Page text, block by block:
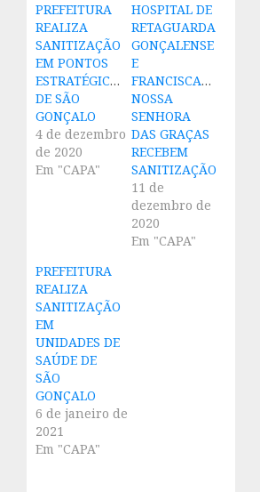
PREFEITURA
REALIZA
SANITIZAÇÃO
EM PONTOS
ESTRATÉGICOS
DE SÃO
GONÇALO
4 de dezembro
de 2020
Em "CAPA"
HOSPITAL DE
RETAGUARDA
GONÇALENSE
E
FRANCISCANO
NOSSA
SENHORA
DAS GRAÇAS
RECEBEM
SANITIZAÇÃO
11 de
dezembro de
2020
Em "CAPA"
PREFEITURA
REALIZA
SANITIZAÇÃO
EM
UNIDADES DE
SAÚDE DE
SÃO
GONÇALO
6 de janeiro de
2021
Em "CAPA"